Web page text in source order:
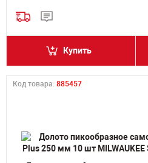
Купить
Код товара: 885457